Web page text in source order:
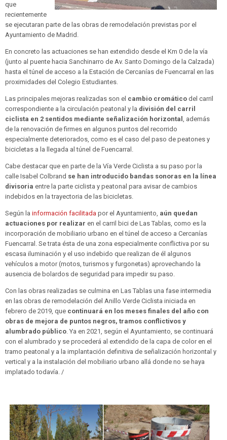
que
recientemente
se ejecutaran parte de las obras de remodelación previstas por el
Ayuntamiento de Madrid.
En concreto las actuaciones se han extendido desde el Km 0 de la vía
(junto al puente hacia Sanchinarro de Av. Santo Domingo de la Calzada)
hasta el túnel de acceso a la Estación de Cercanías de Fuencarral en las
proximidades del Colegio Estudiantes.
Las principales mejoras realizadas son el cambio cromático del carril
correspondiente a la circulación peatonal y la división del carril
ciclista en 2 sentidos mediante señalización horizontal , además
de la renovación de firmes en algunos puntos del recorrido
especialmente deteriorados, como es el caso del paso de peatones y
bicicletas a la llegada al túnel de Fuencarral.
Cabe destacar que en parte de la Vía Verde Ciclista a su paso por la
calle Isabel Colbrand se han introducido bandas sonoras en la línea
divisoria entre la parte ciclista y peatonal para avisar de cambios
indebidos en la trayectoria de las bicicletas.
Según la información facilitada por el Ayuntamiento, aún quedan
actuaciones por realizar en el carril bici de Las Tablas, como es la
incorporación de mobiliario urbano en el túnel de acceso a Cercanías
Fuencarral. Se trata ésta de una zona especialmente conflictiva por su
escasa iluminación y el uso indebido que realizan de él algunos
vehículos a motor (motos, turismos y furgonetas) aprovechando la
ausencia de bolardos de seguridad para impedir su paso.
Con las obras realizadas se culmina en Las Tablas una fase intermedia
en las obras de remodelación del Anillo Verde Ciclista iniciada en
febrero de 2019, que continuará en los meses finales del año con
obras de mejora de puntos negros, tramos conflictivos y
alumbrado público. Ya en 2021, según el Ayuntamiento, se continuará
con el alumbrado y se procederá al extendido de la capa de color en el
tramo peatonal y a la implantación definitiva de señalización horizontal y
vertical y a la instalación del mobiliario urbano allá donde no se haya
implatado todavía. /